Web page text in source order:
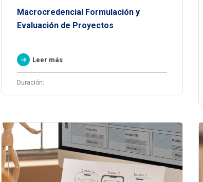
Macrocredencial Formulación y
Evaluación de Proyectos
Leer más
Duración: